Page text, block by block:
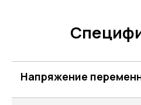
Напряжение